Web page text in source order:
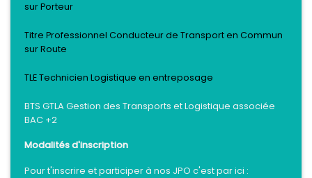
sur Porteur
Titre Professionnel Conducteur de Transport en Commun
sur Route
TLE Technicien Logistique en entreposage
BTS GTLA Gestion des Transports et Logistique associée
BAC +2
Modalités d'inscription
Pour t'inscrire et participer à nos JPO c'est par ici :